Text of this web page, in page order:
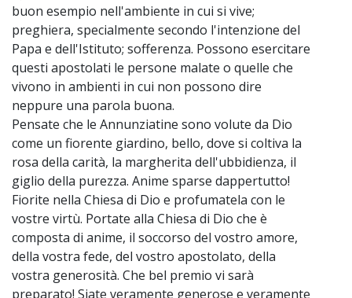
buon esempio nell'ambiente in cui si vive;
preghiera, specialmente secondo l'intenzione del
Papa e dell'Istituto; sofferenza. Possono esercitare
questi apostolati le persone malate o quelle che
vivono in ambienti in cui non possono dire
neppure una parola buona.
Pensate che le Annunziatine sono volute da Dio
come un fiorente giardino, bello, dove si coltiva la
rosa della carità, la margherita dell'ubbidienza, il
giglio della purezza. Anime sparse dappertutto!
Fiorite nella Chiesa di Dio e profumatela con le
vostre virtù. Portate alla Chiesa di Dio che è
composta di anime, il soccorso del vostro amore,
della vostra fede, del vostro apostolato, della
vostra generosità. Che bel premio vi sarà
preparato! Siate veramente generose e veramente